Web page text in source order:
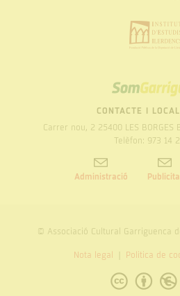
SOM
CONTACTE I
Carrer nou, 2 25400 LES BORGES
Telèfon: 973 14
Administració
© Associació Cultural Garriguenca
Nota legal Politica de